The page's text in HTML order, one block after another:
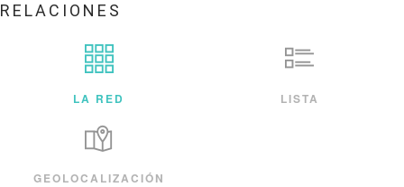
RELACIONES
LA RED LISTA
GEOLOCALIZACIÓN